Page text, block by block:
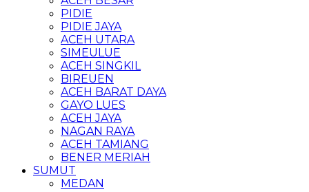
PIDIE
PIDIE JAYA
ACEH UTARA
SIMEULUE
ACEH SINGKIL
BIREUEN
ACEH BARAT DAYA
GAYO LUES
ACEH JAYA
NAGAN RAYA
ACEH TAMIANG
BENER MERIAH
SUMUT
MEDAN